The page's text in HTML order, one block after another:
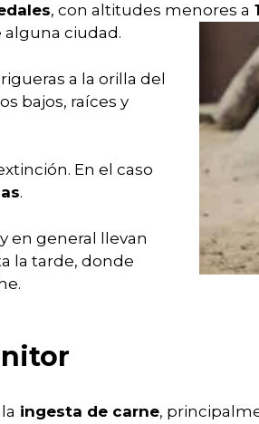
, con altitudes menores a
alguna ciudad.
a la orilla del
bajos, raíces y
En el caso
.
en general llevan
la tarde, donde
ingesta de carne,